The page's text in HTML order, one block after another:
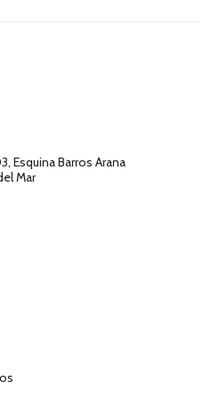
Esquina Barros Arana
Mar